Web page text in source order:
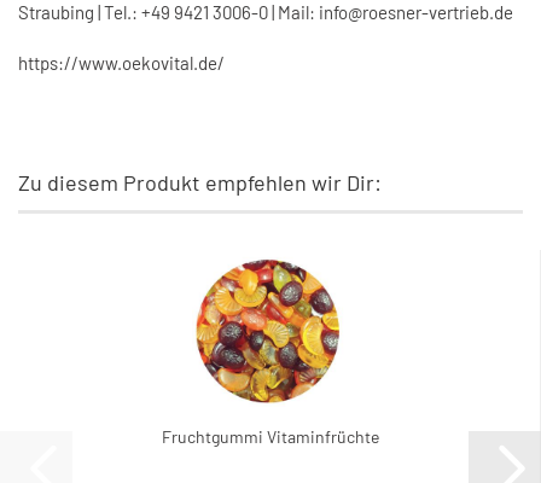
Straubing | Tel.: +49 9421 3006-0 | Mail: info@roesner-vertrieb.de
https://www.oekovital.de/
Zu diesem Produkt empfehlen wir Dir:
Fruchtgummi Vitaminfrüchte